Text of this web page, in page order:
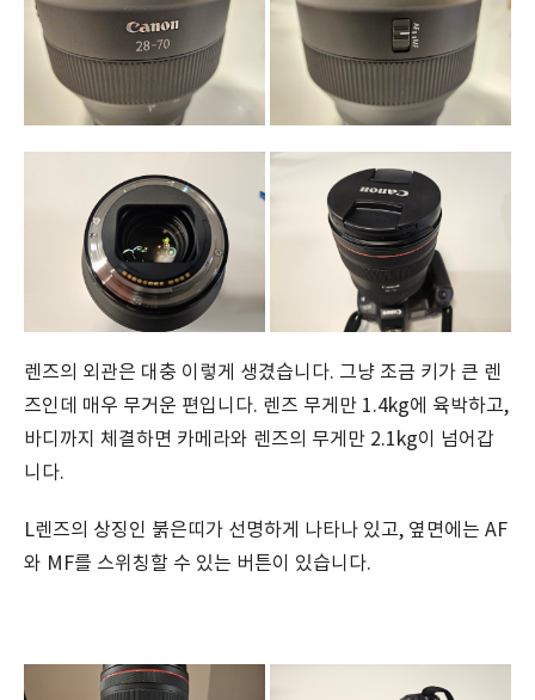
렌즈의 외관은 대충 이렇게 생겼습니다. 그냥 조금 키가 큰 렌
즈인데 매우 무거운 편입니다. 렌즈 무게만 1.4kg에 육박하고,
바디까지 체결하면 카메라와 렌즈의 무게만 2.1kg이 넘어갑
니다.
L렌즈의 상징인 붉은띠가 선명하게 나타나 있고, 옆면에는 AF
와 MF를 스위칭할 수 있는 버튼이 있습니다.